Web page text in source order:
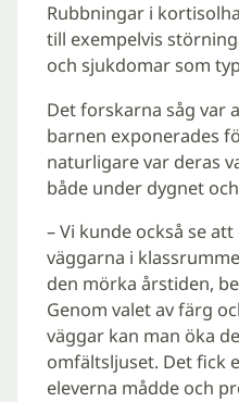
Rubbningar i
till exempelvis
och sjukdomar som
Det forskarna såg var
barnen exponerades
naturligare var deras
både under dygnet
– Vi kunde också se
väggarna i
den mörka årstiden,
Genom valet av färg
väggar kan man öka
omfältsljuset. Det fick
eleverna mådde och